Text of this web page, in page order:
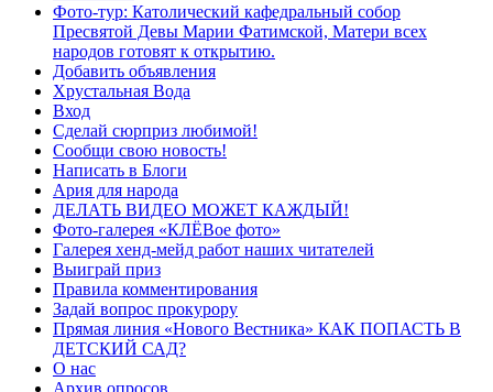
Фото-тур: Католический кафедральный собор
Пресвятой Девы Марии Фатимской, Матери всех
народов готовят к открытию.
Добавить объявления
Хрустальная Вода
Вход
Сделай сюрприз любимой!
Сообщи свою новость!
Написать в Блоги
Ария для народа
ДЕЛАТЬ ВИДЕО МОЖЕТ КАЖДЫЙ!
Фото-галерея «КЛЁВое фото»
Галерея хенд-мейд работ наших читателей
Выиграй приз
Правила комментирования
Задай вопрос прокурору
Прямая линия «Нового Вестника» КАК ПОПАСТЬ В
ДЕТСКИЙ САД?
О нас
Архив опросов